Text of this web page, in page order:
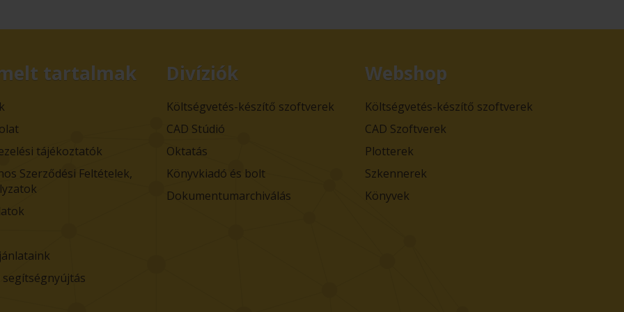
tartalmak
tájékoztatók
Szerződési Feltételek,
segítségnyújtás
Divíziók
Költségvetés-készítő szoftverek
CAD Stúdió
Oktatás
Könyvkiadó és bolt
Dokumentumarchiválás
Webshop
Költségvetés-készítő szoftverek
CAD Szoftverek
Plotterek
Szkennerek
Könyvek